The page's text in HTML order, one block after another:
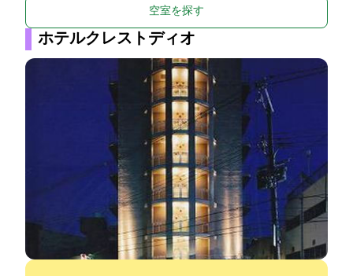
空室を探す
ホテルクレストディオ